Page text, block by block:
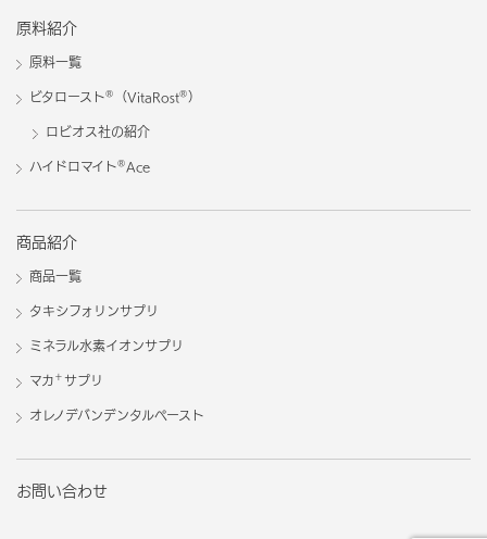
原料紹介
原料一覧
ビタロースト® （VitaRost® ）
ロビオス社の紹介
ハイドロマイト® Ace
商品紹介
商品一覧
タキシフォリンサプリ
ミネラル水素イオンサプリ
マカ ＋ サプリ
オレノデバンデンタルペースト
お問い合わせ